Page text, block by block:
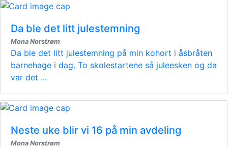
Da ble det litt julestemning
Mona Norstrøm
Da ble det litt julestemning på min kohort i åsbråten
barnehage i dag. To skolestartene så juleesken og da
var det ...
Neste uke blir vi 16 på min avdeling
Mona Norstrøm